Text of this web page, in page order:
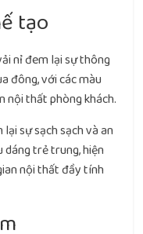
tạo
nỉ đem lại sự thông
đông, với các màu
nội thất phòng khách.
sự sạch sạch và an
dáng trẻ trung, hiện
nội thất đầy tính